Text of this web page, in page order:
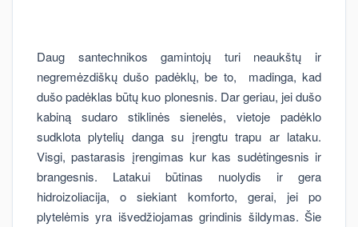
Daug santechnikos gamintojų turi neaukštų ir
negremėzdiškų dušo padėklų, be to, madinga, kad
dušo padėklas būtų kuo plonesnis. Dar geriau, jei dušo
kabiną sudaro stiklinės sienelės, vietoje padėklo
sudklota plytelių danga su įrengtu trapu ar lataku.
Visgi, pastarasis įrengimas kur kas sudėtingesnis ir
brangesnis. Latakui būtinas nuolydis ir gera
hidroizoliacija, o siekiant komforto, gerai, jei po
plytelėmis yra išvedžiojamas grindinis šildymas. Šie